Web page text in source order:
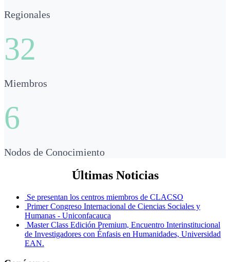
Regionales
32
Miembros
6
Nodos de Conocimiento
Últimas Noticias
Se presentan los centros miembros de CLACSO
Primer Congreso Internacional de Ciencias Sociales y
Humanas - Uniconfacauca
Master Class Edición Premium, Encuentro Interinstitucional
de Investigadores con Énfasis en Humanidades, Universidad
EAN.